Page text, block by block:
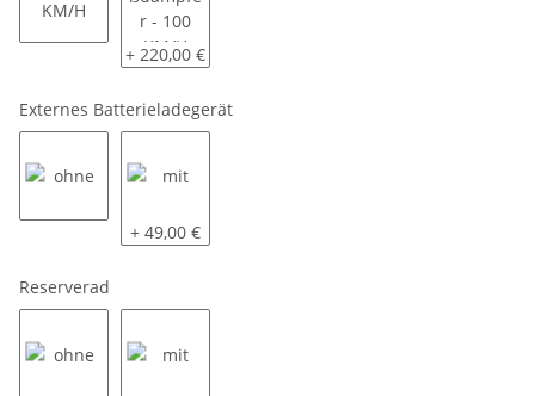
80 KM/HRadstoßdämpfer - 100 KM/H
+ 220,00 €
Externes Batterieladegerät
mit
+ 49,00 €
Reserverad